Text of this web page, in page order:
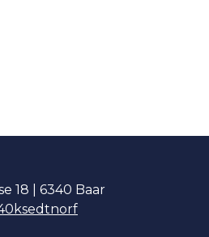
18 | 6340 Baar